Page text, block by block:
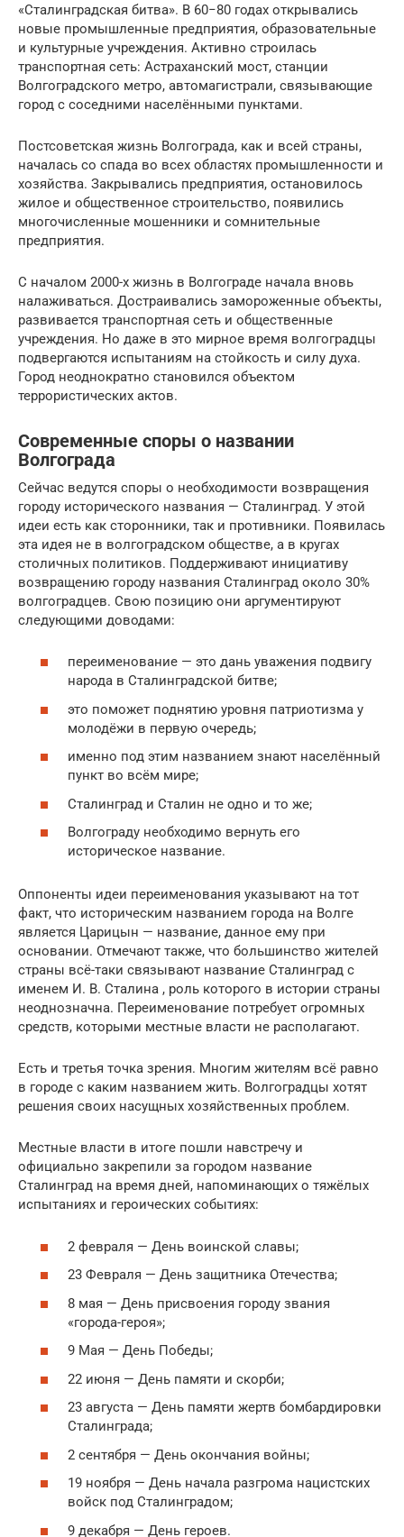
«Сталинградская битва». В 60−80 годах открывались
новые промышленные предприятия, образовательные
и культурные учреждения. Активно строилась
транспортная сеть: Астраханский мост, станции
Волгоградского метро, автомагистрали, связывающие
город с соседними населёнными пунктами.
Постсоветская жизнь Волгограда, как и всей страны,
началась со спада во всех областях промышленности и
хозяйства. Закрывались предприятия, остановилось
жилое и общественное строительство, появились
многочисленные мошенники и сомнительные
предприятия.
С началом 2000-х жизнь в Волгограде начала вновь
налаживаться. Достраивались замороженные объекты,
развивается транспортная сеть и общественные
учреждения. Но даже в это мирное время волгоградцы
подвергаются испытаниям на стойкость и силу духа.
Город неоднократно становился объектом
террористических актов.
Современные споры о названии
Волгограда
Сейчас ведутся споры о необходимости возвращения
городу исторического названия — Сталинград. У этой
идеи есть как сторонники, так и противники. Появилась
эта идея не в волгоградском обществе, а в кругах
столичных политиков. Поддерживают инициативу
возвращению городу названия Сталинград около 30%
волгоградцев. Свою позицию они аргументируют
следующими доводами:
переименование — это дань уважения подвигу
народа в Сталинградской битве;
это поможет поднятию уровня патриотизма у
молодёжи в первую очередь;
именно под этим названием знают населённый
пункт во всём мире;
Сталинград и Сталин не одно и то же;
Волгограду необходимо вернуть его
историческое название.
Оппоненты идеи переименования указывают на тот
факт, что историческим названием города на Волге
является Царицын — название, данное ему при
основании. Отмечают также, что большинство жителей
страны всё-таки связывают название Сталинград с
именем И. В. Сталина , роль которого в истории страны
неоднозначна. Переименование потребует огромных
средств, которыми местные власти не располагают.
Есть и третья точка зрения. Многим жителям всё равно
в городе с каким названием жить. Волгоградцы хотят
решения своих насущных хозяйственных проблем.
Местные власти в итоге пошли навстречу и
официально закрепили за городом название
Сталинград на время дней, напоминающих о тяжёлых
испытаниях и героических событиях:
2 февраля — День воинской славы;
23 Февраля — День защитника Отечества;
8 мая — День присвоения городу звания
«города-героя»;
9 Мая — День Победы;
22 июня — День памяти и скорби;
23 августа — День памяти жертв бомбардировки
Сталинграда;
2 сентября — День окончания войны;
19 ноября — День начала разгрома нацистских
войск под Сталинградом;
9 декабря — День героев.